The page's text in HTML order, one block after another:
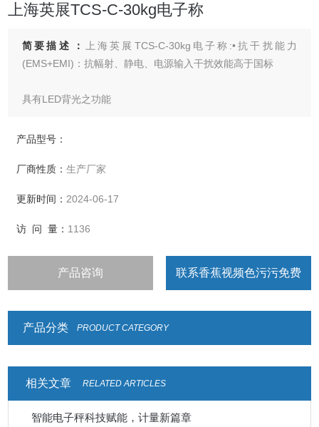
上海英展TCS-C-30kg电子称
简要描述：
上海英展TCS-C-30kg电子称:•抗干扰能力
(EMS+EMI)：抗幅射、静电、电源输入干扰效能高于国标
具有LED背光之功能
• 选用含背光功能的大数字显示屏幕，清晰易读
• 具有重量或数量预设、简易计数、重量暂留、计重及百分比
• 具有重量累计，重量检校(High、Low、
• 具有自动更正、自动零点追踪、双重之过载保护之功能
• 具有多种单位选择
产品型号：
厂商性质：生产厂家
更新时间： 2024-06-17
访 问 量： 1136
产品咨询 联系香蕉视频色污污免费
产品分类 PRODUCT CATEGORY
相关文章 RELATED ARTICLES
智能电子秤科技赋能，计量新篇章